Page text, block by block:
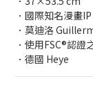
．國際知名漫畫IP
．莫迪洛
．使用FSC®認證
．德國 Heye